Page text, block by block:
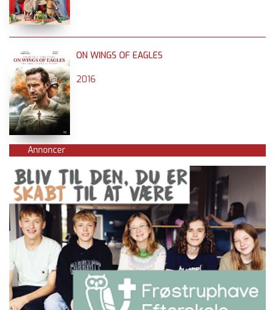
ON WINGS OF EAGLES
2016
Annoncer